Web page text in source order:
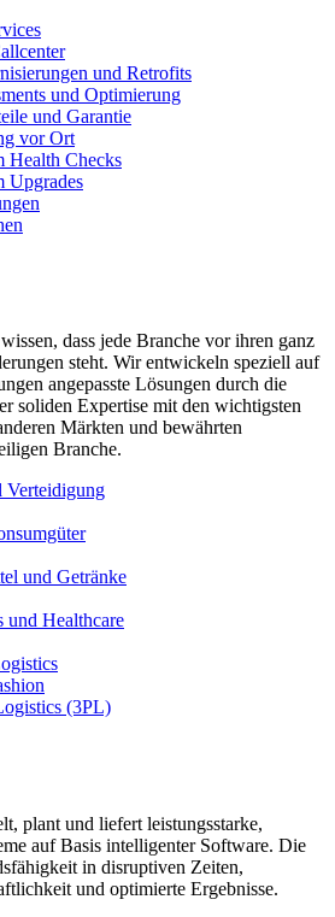
und Retrofits
und Optimierung
und Garantie
vor Ort
Health Checks
Upgrades
dass jede Branche vor ihren ganz
steht. Wir entwickeln speziell auf
angepasste Lösungen durch die
soliden Expertise mit den wichtigsten
Märkten und bewährten
Branche.
Verteidigung
und Getränke
und Healthcare
(3PL)
plant und liefert leistungsstarke,
auf Basis intelligenter Software. Die
in disruptiven Zeiten,
und optimierte Ergebnisse.